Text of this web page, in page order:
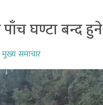
घण्टा बन्द हुने
मुख्य समाचार